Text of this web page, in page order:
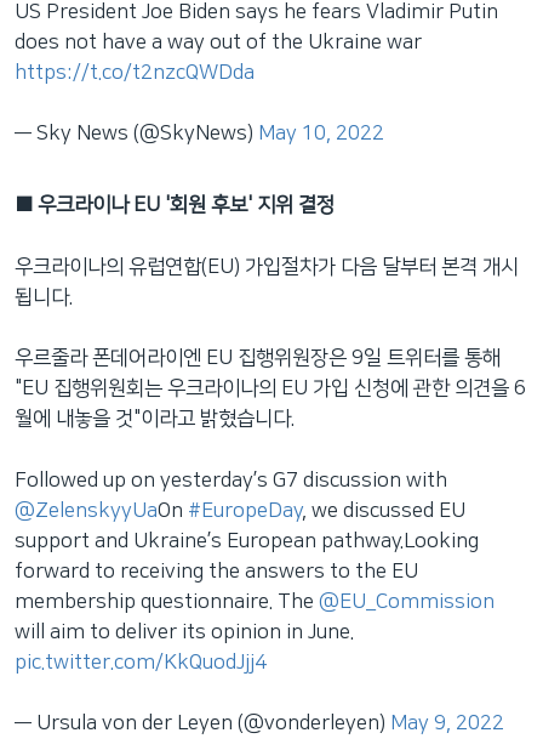
US President Joe Biden says he fears Vladimir Putin
does not have a way out of the Ukraine war
https://t.co/t2nzcQWDda
— Sky News (@SkyNews) May 10, 2022
■ 우크라이나 EU '회원 후보' 지위 결정
우크라이나의 유럽연합(EU) 가입절차가 다음 달부터 본격 개시
됩니다.
우르줄라 폰데어라이엔 EU 집행위원장은 9일 트위터를 통해
"EU 집행위원회는 우크라이나의 EU 가입 신청에 관한 의견을 6
월에 내놓을 것"이라고 밝혔습니다.
Followed up on yesterday’s G7 discussion with
@ZelenskyyUaOn #EuropeDay, we discussed EU
support and Ukraine’s European pathway.Looking
forward to receiving the answers to the EU
membership questionnaire. The @EU_Commission
will aim to deliver its opinion in June.
pic.twitter.com/KkQuodJjj4
— Ursula von der Leyen (@vonderleyen) May 9, 2022